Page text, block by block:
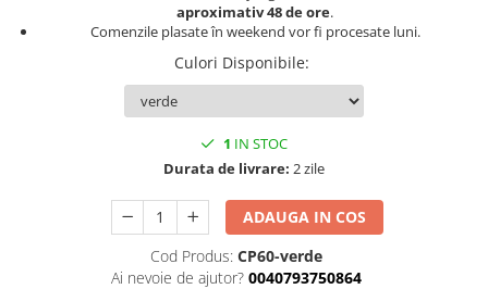
aproximativ 48 de ore.
Comenzile plasate în weekend vor fi procesate luni.
Culori Disponibile:
1 IN STOC
Durata de livrare: 2 zile
ADAUGA IN COS
Cod Produs: CP60-verde
Ai nevoie de ajutor? 0040793750864